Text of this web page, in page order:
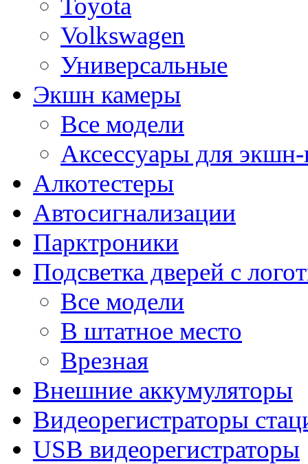
Toyota
Volkswagen
Универсальные
Экшн камеры
Все модели
Аксессуары для
Алкотестеры
Автосигнализации
Парктроники
Подсветка дверей с
Все модели
В штатное место
Врезная
Внешние аккумуляторы
Видеорегистраторы
USB видеорегистраторы